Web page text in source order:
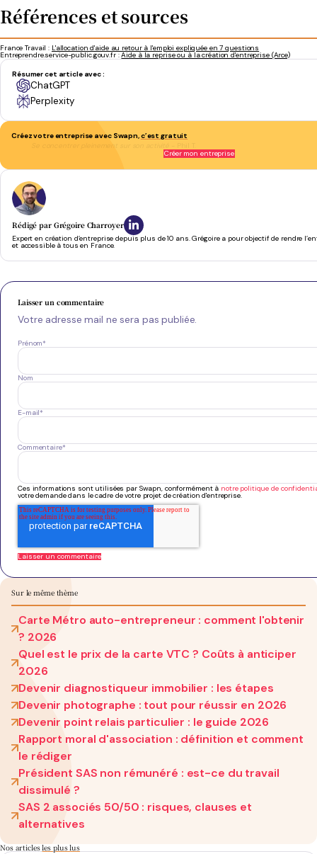
Références et sources
France Travail : L'allocation d'aide au retour à l'emploi expliquée en 7 questions
Entreprendre.service-public.gouv.fr :Aide à la reprise ou à la création d'entreprise (Arce)
Résumer cet article avec :
ChatGPT
Perplexity
Créez votre entreprise avec Swapn,c’est gratuit
Se concentrer pleinement sur son activité
Créer mon entreprise
Rédigé par Grégoire Charroyer
Expert en création d’entreprise depuis plus de 10 ans. Grégoire a pour objectif de rendre
et accessible à tous en France.
Laisser un commentaire
Votre adresse mail ne sera pas publiée.
Prénom*
Nom
E-mail*
Commentaire*
Ces informations sont utilisées par Swapn, conformément à notre politique de
votre demande dans le cadre de votre projet de création d'entreprise.
Sur le même thème
Carte Métro auto-entrepreneur : comment l'obtenir
? 2026
Quel est le prix de la carte VTC ? Coûts à anticiper
2026
Devenir diagnostiqueur immobilier : les étapes
Devenir photographe : tout pour réussir en 2026
Devenir point relais particulier : le guide 2026
Rapport moral d'association : définition et comment
le rédiger
Président SAS non rémunéré : est-ce du travail
dissimulé ?
SAS 2 associés 50/50 : risques, clauses et
alternatives
Nos articlesles plus lus